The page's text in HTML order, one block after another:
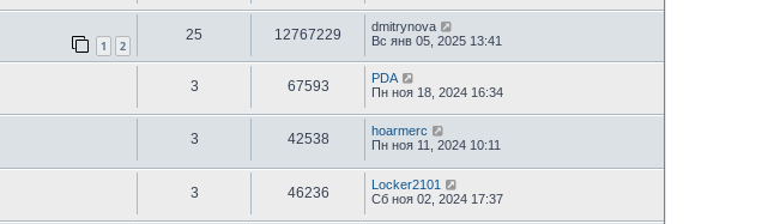
1 2
25 12767229
dmitrynova
Вс янв 05, 2025 13:41
3 67593
PDA
Пн ноя 18, 2024 16:34
3 42538
hoarmerc
Пн ноя 11, 2024 10:11
3 46236
Locker2101
Сб ноя 02, 2024 17:37